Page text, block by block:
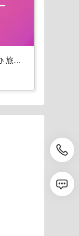
工商注册公司 年检轻松办 旅顺口优选